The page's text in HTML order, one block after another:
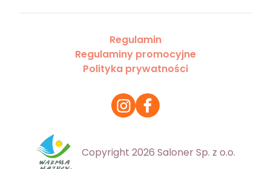
Regulamin
Regulaminy promocyjne
Polityka prywatności
Copyright 2026 Saloner Sp. z o.o.